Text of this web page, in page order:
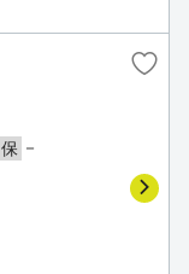
保 －